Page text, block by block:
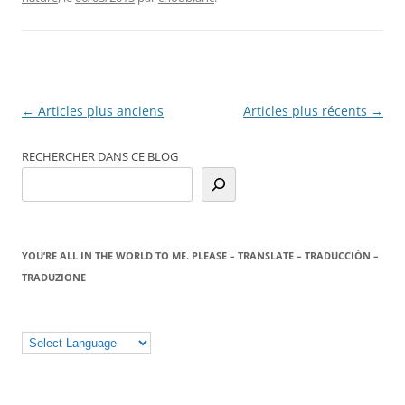
Navigation
articles
← Articles plus anciens Articles plus récents →
RECHERCHER DANS CE BLOG
YOU’RE ALL IN THE WORLD TO ME. PLEASE – TRANSLATE – TRADUCCIÓN –
TRADUZIONE